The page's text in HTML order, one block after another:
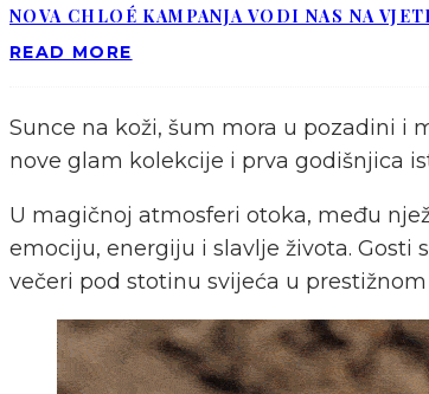
NOVA CHLOÉ KAMPANJA VODI NAS NA
READ MORE
Sunce na koži, šum mora u pozadini i
nove glam kolekcije i prva godišnjica
U magičnoj atmosferi otoka, među
emociju, energiju i slavlje života.
večeri pod stotinu svijeća u prestižnom